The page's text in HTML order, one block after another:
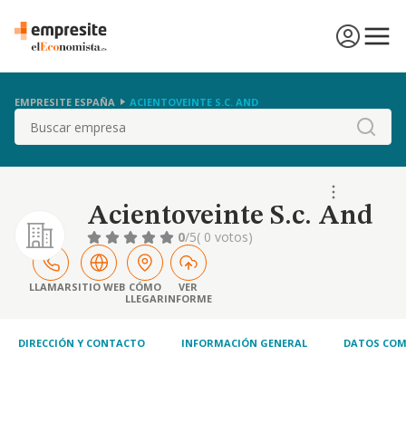
EMPRESITE ESPAÑA ACIENTOVEINTE S.C. AND
Buscar
Acientoveinte S.c. And
0/5( 0 votos)
LLAMARSITIO WEB CÓMO
LLEGAR
VER
INFORME
DIRECCIÓN Y CONTACTO INFORMACIÓN GENERAL DATOS